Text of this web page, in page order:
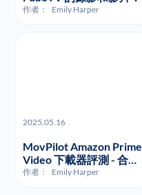
作者： Emily Harper
2025.05.16
MovPilot Amazon Prime
Video 下載器評測 - 合法
性、使用方式及價格
作者： Emily Harper